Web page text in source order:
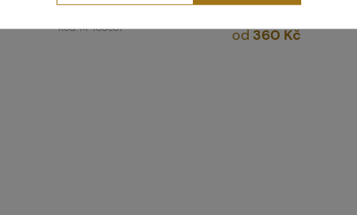
Kód: M-103587
Kód: M-102493
od360 Kč